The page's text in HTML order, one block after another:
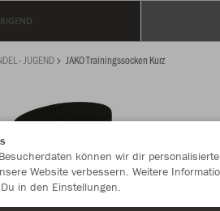
- JUGEND JAKO Trainingssocken Kurz
können wir dir personalisierte
Website verbessern. Weitere
in den Einstellungen.